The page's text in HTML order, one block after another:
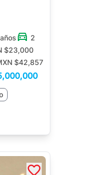
2
$23,000
$42,857